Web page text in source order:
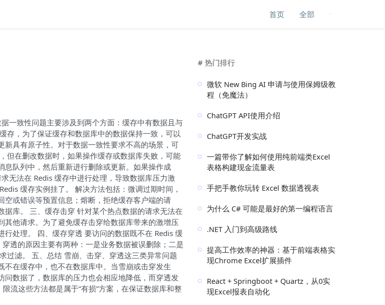
首页 全部
一致性问题主要涉及到两个方面：缓存中有数据且与
存，为了保证缓存和数据库中的数据保持一致，可以
具有原子性。对于数据一致性要求不高的场景，可
但在删改数据时，如果操作缓存或数据库失败，可能
队列中，然后重新进行删除或更新。如果操作成
无法在 Redis 缓存中进行处理，导致数据库压力激
缓存实例挂了。 解决方法包括：微调过期时间，
或错误等预置信息；熔断，拒绝缓存客户端的请
库。 三、缓存击穿 针对某个热点数据的请求无法在
他请求。为了避免缓存击穿给数据库带来的激增压
处理。 四、缓存穿透 要访问的数据既不在 Redis 缓
透的原因主要有两种：一是业务数据被误删除；二是
过滤。 五、总结 雪崩、击穿、穿透这三类异常问题
在缓存中，也不在数据库中。当雪崩或击穿发生
数据了，数据库的压力也会相应地降低，而穿透发
流这些方法都是属于“有损”方案，在保证数据库和整
# 热门排行
微软 New Bing AI 申请与使用保姆级教
程（免魔法）
ChatGPT API使用介绍
ChatGPT开发实战
一篇带你了解如何使用纯前端类Excel
表格构建现金流量表
手把手教你玩转 Excel 数据透视表
为什么 C# 可能是最好的第一编程语言
.NET 入门到高级路线
提高工作效率的神器：基于前端表格实
现Chrome Excel扩展插件
React + Springboot + Quartz，从0实
现Excel报表自动化